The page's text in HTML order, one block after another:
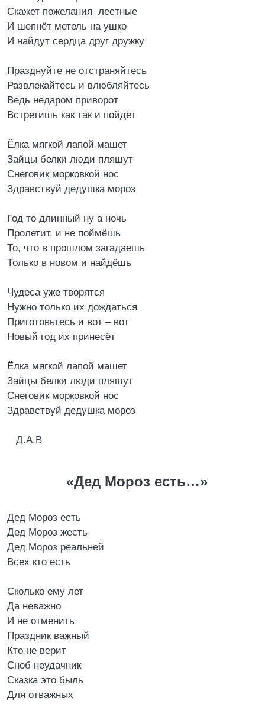
Скажет пожелания лестные
И шепнёт метель на ушко
И найдут сердца друг дружку
Празднуйте не отстраняйтесь
Развлекайтесь и влюбляйтесь
Ведь недаром приворот
Встретишь как так и пойдёт
Ёлка мягкой лапой машет
Зайцы белки люди пляшут
Снеговик морковкой нос
Здравствуй дедушка мороз
Год то длинный ну а ночь
Пролетит, и не поймёшь
То, что в прошлом загадаешь
Только в новом и найдёшь
Чудеса уже творятся
Нужно только их дождаться
Приготовьтесь и вот – вот
Новый год их принесёт
Ёлка мягкой лапой машет
Зайцы белки люди пляшут
Снеговик морковкой нос
Здравствуй дедушка мороз
Д.А.В
«Дед Мороз есть…»
Дед Мороз есть
Дед Мороз жесть
Дед Мороз реальней
Всех кто есть
Сколько ему лет
Да неважно
И не отменить
Праздник важный
Кто не верит
Сноб неудачник
Сказка это быль
Для отважных